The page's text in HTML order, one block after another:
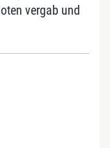
vergab und